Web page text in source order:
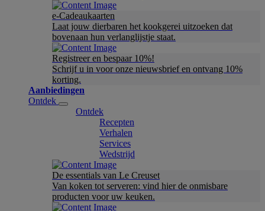
e-Cadeaukaarten
Laat jouw dierbaren het kookgerei uitzoeken dat
bovenaan hun verlanglijstje staat.
Registreer en bespaar 10%!
Schrijf u in voor onze nieuwsbrief en ontvang 10%
korting.
Aanbiedingen
Ontdek
Ontdek
Recepten
Verhalen
Services
Wedstrijd
De essentials van Le Creuset
Van koken tot serveren: vind hier de onmisbare
producten voor uw keuken.